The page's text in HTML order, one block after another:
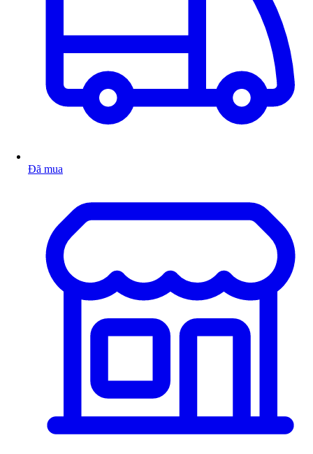
Đã mua